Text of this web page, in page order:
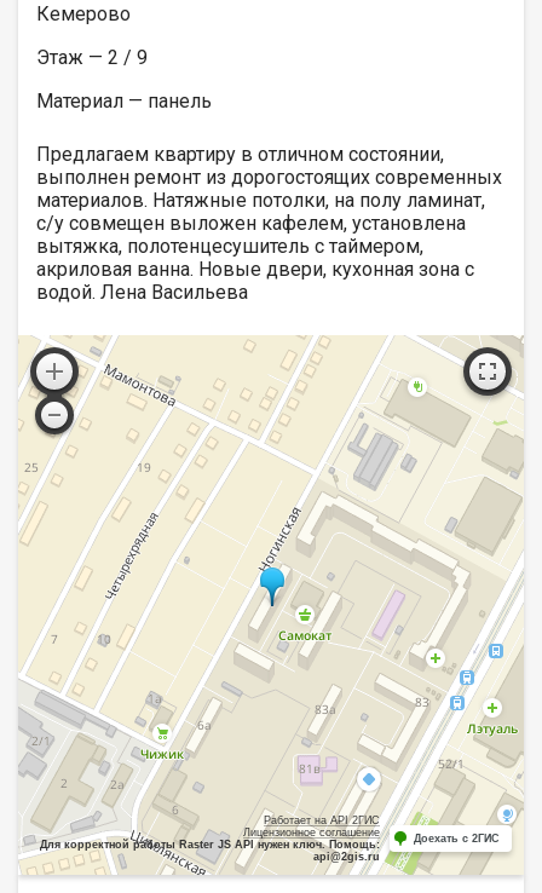
Кемерово
Этаж — 2 / 9
Материал — панель
Предлагаем квартиру в отличном состоянии,
выполнен ремонт из дорогостоящих современных
материалов. Натяжные потолки, на полу ламинат,
с/у совмещен выложен кафелем, установлена
вытяжка, полотенцесушитель с таймером,
акриловая ванна. Новые двери, кухонная зона с
водой. Лена Васильева
Работает на API 2ГИС
Лицензионное соглашение
Для корректной работы Raster JS API нужен ключ. Помощь:
api@2gis.ru
Доехать с 2ГИС